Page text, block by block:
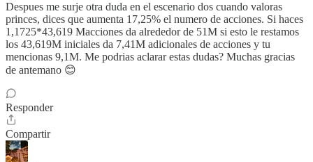
Despues me surje otra duda en el escenario dos cuando valoras
princes, dices que aumenta 17,25% el numero de acciones. Si haces
1,1725*43,619 Macciones da alrededor de 51M si esto le restamos
los 43,619M iniciales da 7,41M adicionales de acciones y tu
mencionas 9,1M. Me podrias aclarar estas dudas? Muchas gracias
de antemano 😊
Responder
Compartir